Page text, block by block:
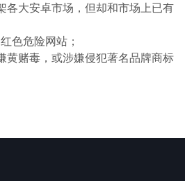
各大安卓市场，但却和市场上已有
色危险网站；
黄赌毒，或涉嫌侵犯著名品牌商标